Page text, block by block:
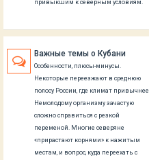
привыкшим к северным условиям.
Важные темы о Кубани
Особенности, плюсы-минусы.
Некоторые переезжают в среднюю
полосу России, где климат привычнее.
Немолодому организму зачастую
сложно справиться с резкой
переменой. Многие северяне
«прирастают корнями» к нажитым
местам, и вопрос, куда переехать с